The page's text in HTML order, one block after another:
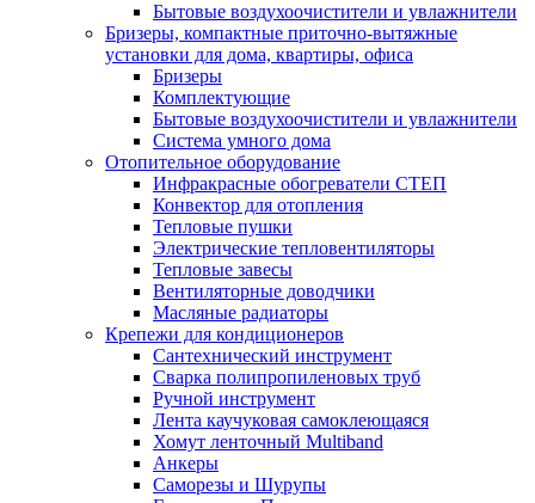
Бытовые воздухоочистители и увлажнители
Бризеры, компактные приточно-вытяжные
установки для дома, квартиры, офиса
Бризеры
Комплектующие
Бытовые воздухоочистители и увлажнители
Система умного дома
Отопительное оборудование
Инфракрасные обогреватели СТЕП
Конвектор для отопления
Тепловые пушки
Электрические тепловентиляторы
Тепловые завесы
Вентиляторные доводчики
Масляные радиаторы
Крепежи для кондиционеров
Сантехнический инструмент
Сварка полипропиленовых труб
Ручной инструмент
Лента каучуковая самоклеющаяся
Хомут ленточный Multiband
Анкеры
Саморезы и Шурупы